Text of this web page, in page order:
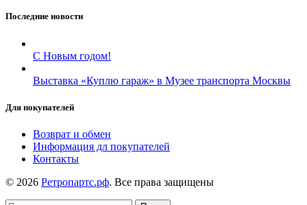
Последние новости
С Новым годом!
Выставка «Куплю гараж» в Музее транспорта Москвы
Для покупателей
Возврат и обмен
Информация дл покупателей
Контакты
© 2026 Ретропартс.рф. Все права защищены